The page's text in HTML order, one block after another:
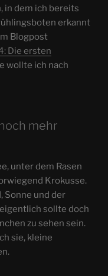
in dem ich bereits
erkannt
Blogpost
Die ersten
wollte ich nach
mehr
unter dem Rasen
Krokusse.
Sonne und der
sollte doch
zu sehen sein.
sie, kleine